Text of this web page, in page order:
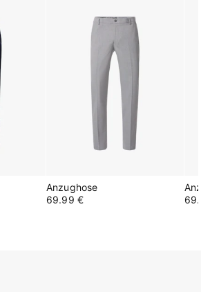
Anzughose
69.99 €